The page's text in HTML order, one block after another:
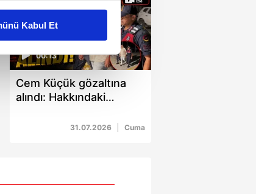
sunulması
sizlere yönelik
Kabul Et
00:13
Cem Küçük gözaltına
alındı: Hakkındaki
31.07.2026 Cuma